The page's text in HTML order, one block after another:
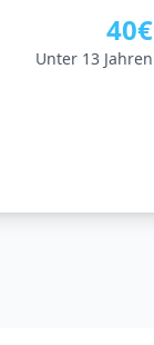
40€
Unter 13 Jahren